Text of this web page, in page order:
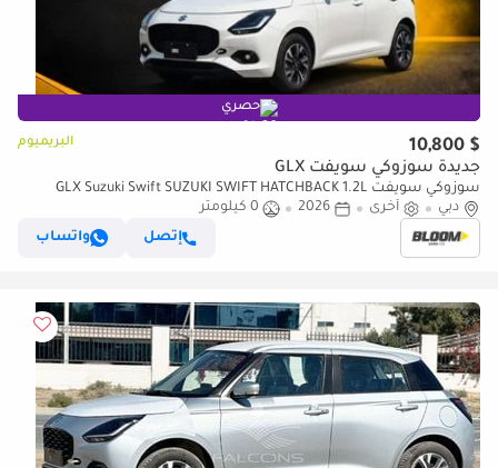
حصري
$ 10,800 البريميوم
جديدة سوزوكي سويفت GLX
سوزوكي سويفت GLX Suzuki Swift SUZUKI SWIFT HATCHBACK 1.2L
WHITE DUAL TONE 2026 LIMITED UNITS READY STOCK
دبي أخرى 2026
0 كيلومتر
إتصل
واتساب